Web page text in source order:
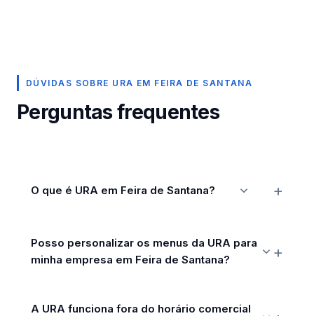
DÚVIDAS SOBRE URA EM FEIRA DE SANTANA
Perguntas frequentes
O que é URA em Feira de Santana?
Posso personalizar os menus da URA para
minha empresa em Feira de Santana?
A URA funciona fora do horário comercial